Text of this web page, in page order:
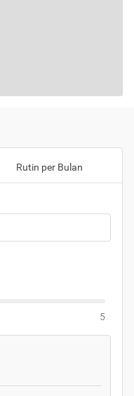
Rutin per Bulan
5